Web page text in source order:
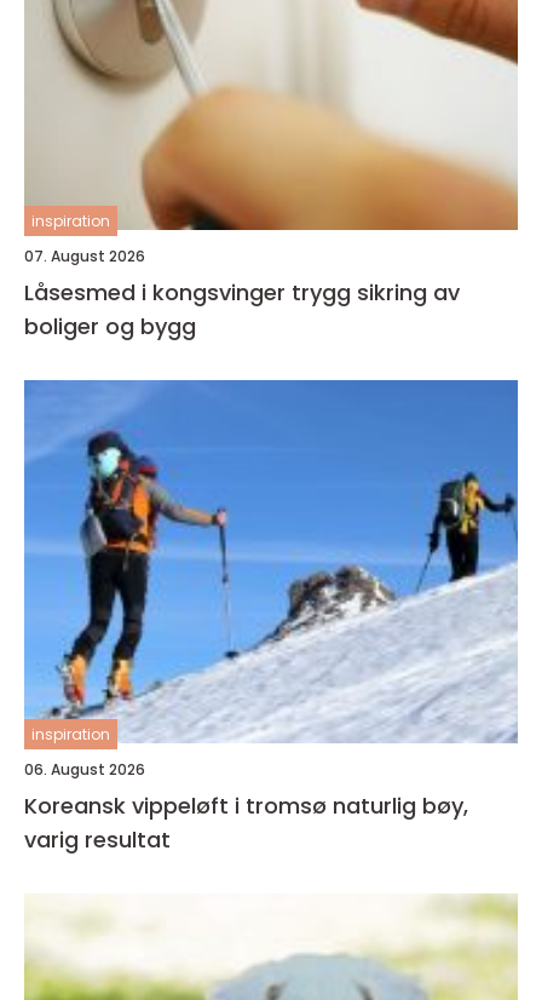
inspiration
07. August 2026
Låsesmed i kongsvinger trygg sikring av
boliger og bygg
inspiration
06. August 2026
Koreansk vippeløft i tromsø naturlig bøy,
varig resultat